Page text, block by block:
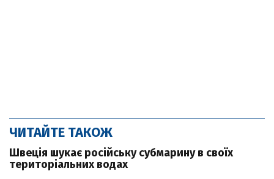
ЧИТАЙТЕ ТАКОЖ
Швеція шукає російську субмарину в своїх
територіальних водах